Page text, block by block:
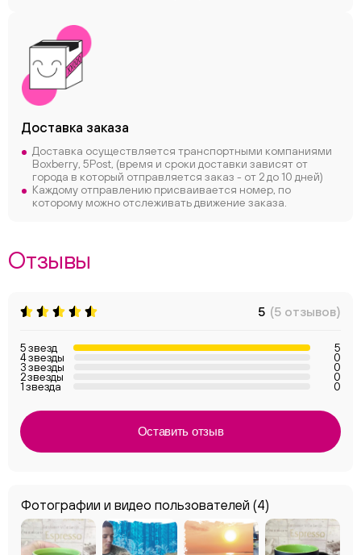
Доставка заказа
Доставка осуществляется транспортными компаниями
Boxberry, 5Post, (время и сроки доставки зависят от
города в который отправляется заказ - от 2 до 10 дней)
Каждому отправлению присваивается номер, по
которому можно отслеживать движение заказа.
Отзывы
Фотографии и видео пользователей (4)
5 (5 отзывов)
5 звезд 5
4 звезды 0
3 звезды 0
2 звезды 0
1 звезда 0
Оставить отзыв